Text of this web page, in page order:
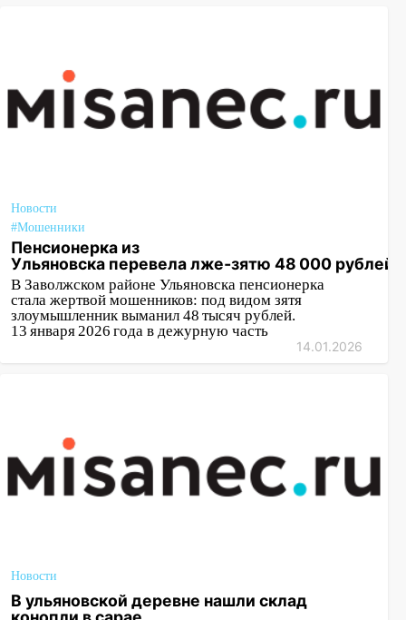
Новости
#Мошенники
Пенсионерка из
Ульяновска перевела лже‑зятю 48 000 рублей
В Заволжском районе Ульяновска пенсионерка
стала жертвой мошенников: под видом зятя
злоумышленник выманил 48 тысяч рублей.
13 января 2026 года в дежурную часть
14.01.2026
Новости
В ульяновской деревне нашли склад